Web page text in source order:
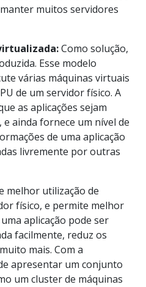
muitos servidores
Como solução,
Esse modelo
várias máquinas virtuais
de um servidor físico. A
as aplicações sejam
e ainda fornece um nível de
de uma aplicação
livremente por outras
melhor utilização de
físico, e permite melhor
aplicação pode ser
facilmente, reduz os
mais. Com a
apresentar um conjunto
um cluster de máquinas